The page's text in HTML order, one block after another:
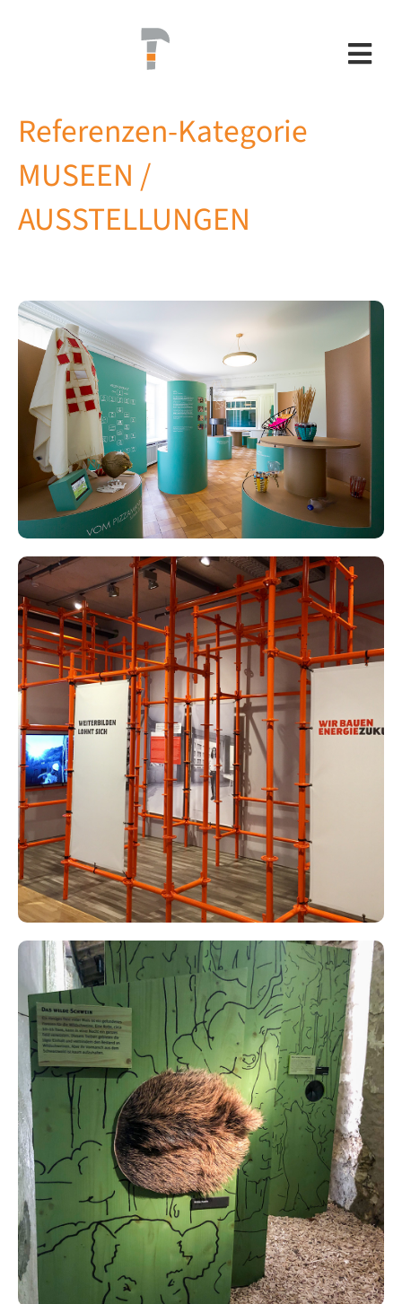
REFERENZEN
ANGEBOT
KONTAKT
Referenzen-Kategorie
MUSEEN /
AUSSTELLUNGEN
Ausstellung Design Total, Strohmuseum
Wohlen
Dauerausstellung Umweltarena
Ausstellung Jagd Wild Wald, Schloss
Wildegg